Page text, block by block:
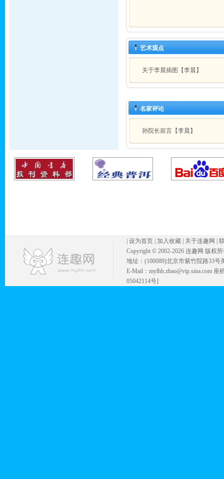
艺术观点
关于李晨插图【李晨】
名家评论
孙院长前言【李晨】
设为首页 加入收藏 关于连趣网
Copyright © 2002-2026 连趣网 版权
地址：(100089)北京市紫竹院路33号
E-Mail：mylhh.zhao@vip.sina.com
05042114号]